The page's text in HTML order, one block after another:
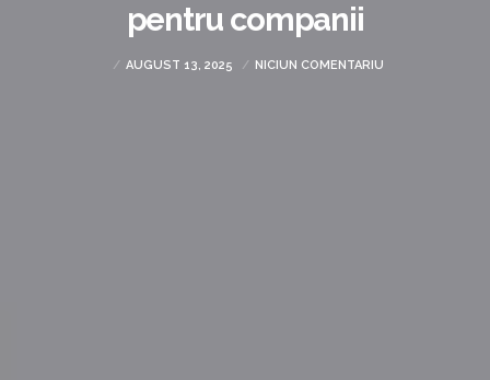
pentru companii
AUGUST 13, 2025 NICIUN COMENTARIU